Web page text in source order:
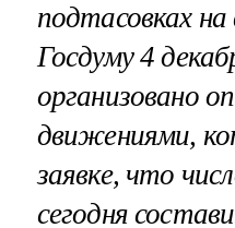
подтасовках
Госдуму 4
организовано
движениями,
заявке, что
сегодня